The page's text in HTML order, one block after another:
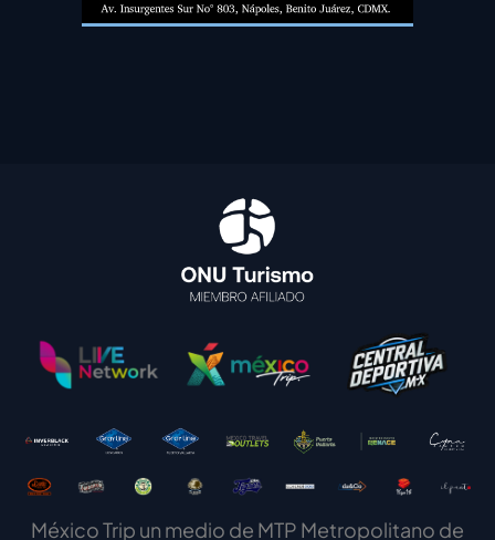
México Trip un medio de MTP Metropolitano de